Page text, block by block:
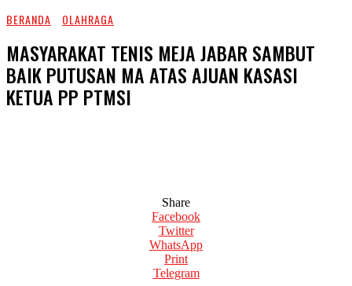
BERANDA OLAHRAGA
MASYARAKAT TENIS MEJA JABAR SAMBUT
BAIK PUTUSAN MA ATAS AJUAN KASASI
KETUA PP PTMSI
Share
Facebook
Twitter
WhatsApp
Print
Telegram